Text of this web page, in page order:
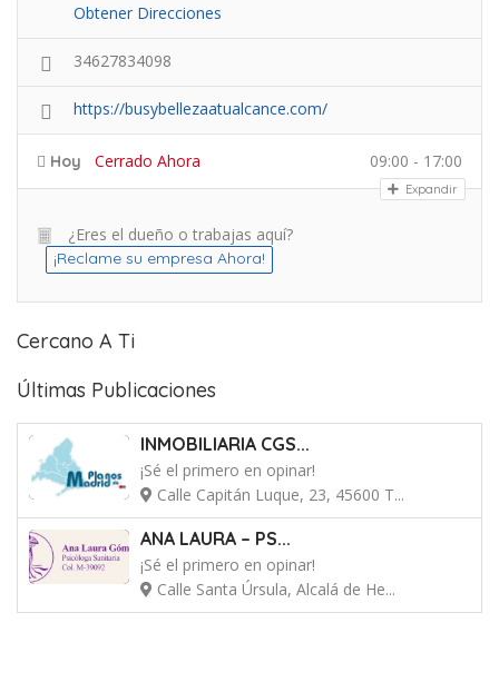
Obtener Direcciones
34627834098
https://busybellezaatualcance.com/
Hoy Cerrado Ahora 09:00 - 17:00
Expandir
¿Eres el dueño o trabajas aquí?
¡Reclame su empresa Ahora!
Cercano A Ti
Últimas Publicaciones
INMOBILIARIA CGS...
¡Sé el primero en opinar!
Calle Capitán Luque, 23, 45600 T...
ANA LAURA – PS...
¡Sé el primero en opinar!
Calle Santa Úrsula, Alcalá de He...